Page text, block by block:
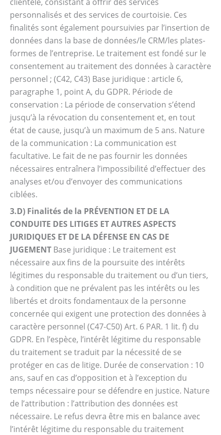
personnalisés et des services de courtoisie. Ces
finalités sont également poursuivies par l’insertion de
données dans la base de données/le CRM/les plates-
formes de l’entreprise. Le traitement est fondé sur le
consentement au traitement des données à caractère
personnel ; (C42, C43) Base juridique : article 6,
paragraphe 1, point A, du GDPR. Période de
conservation : La période de conservation s’étend
jusqu’à la révocation du consentement et, en tout
état de cause, jusqu’à un maximum de 5 ans. Nature
de la communication : La communication est
facultative. Le fait de ne pas fournir les données
nécessaires entraînera l’impossibilité d’effectuer des
analyses et/ou d’envoyer des communications
ciblées.
3.D) Finalités de la PRÉVENTION ET DE LA
CONDUITE DES LITIGES ET AUTRES ASPECTS
JURIDIQUES ET DE LA DÉFENSE EN CAS DE
JUGEMENT Base juridique : Le traitement est
nécessaire aux fins de la poursuite des intérêts
légitimes du responsable du traitement ou d’un tiers,
à condition que ne prévalent pas les intérêts ou les
libertés et droits fondamentaux de la personne
concernée qui exigent une protection des données à
caractère personnel (C47-C50) Art. 6 PAR. 1 lit. f) du
GDPR. En l’espèce, l’intérêt légitime du responsable
du traitement se traduit par la nécessité de se
protéger en cas de litige. Durée de conservation : 10
ans, sauf en cas d’opposition et à l’exception du
temps nécessaire pour se défendre en justice. Nature
de l’attribution : l’attribution des données est
nécessaire. Le refus devra être mis en balance avec
l’intérêt légitime du responsable du traitement